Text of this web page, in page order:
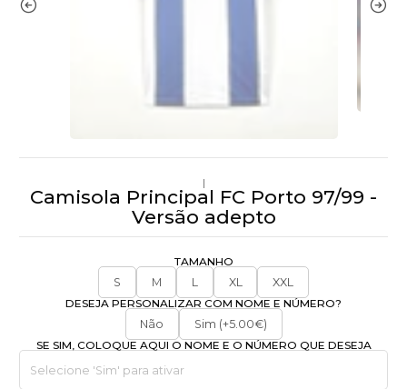
|
Camisola Principal FC Porto 97/99 -
Versão adepto
TAMANHO
S
M L XL
XXL
DESEJA PERSONALIZAR COM NOME E NÚMERO?
Não
Sim (+5.00€)
SE SIM, COLOQUE AQUI O NOME E O NÚMERO QUE DESEJA